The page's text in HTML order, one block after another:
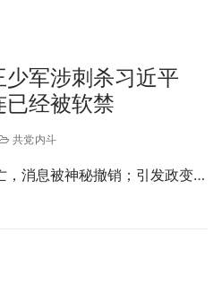
军涉刺杀习近平
经被软禁
共党内斗
，消息被神秘撤销；引发政变…